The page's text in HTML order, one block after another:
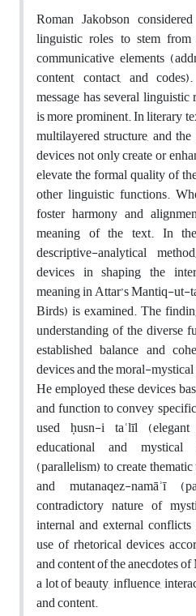
Roman Jakobson
linguistic roles to stem
communicative elements
content, contact, and
message has several
is more prominent. In literary
multilayered structure, and
devices not only create or
elevate the formal quality of
other linguistic functions.
foster harmony and
meaning of the text. In
descriptive-analytical
devices in shaping the
meaning in Attar’s Mantiq-
Birds) is examined. The
understanding of the diverse
established balance and
devices and the moral-
He employed these devices
and function to convey
used ḥusn-i taʿlīl
educational and mystical
(parallelism) to create
and mutanaqez-namāʾī
contradictory nature of
internal and external
use of rhetorical devices
and content of the anecdotes
a lot of beauty, influence,
and content.